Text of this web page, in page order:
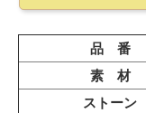
品 番
素 材
ストーン